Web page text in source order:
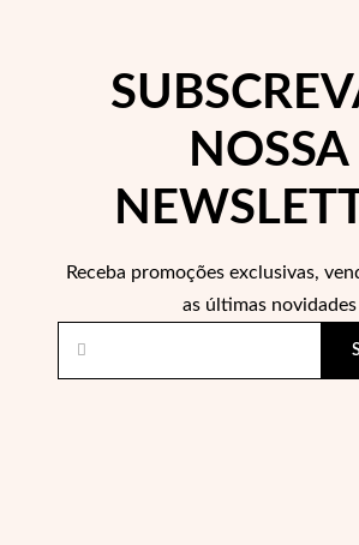
Pérolas
NOSSA
Receba promoções exclusivas,
as últimas novidades